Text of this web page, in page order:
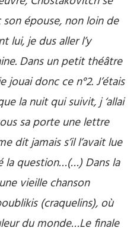
épouse, non loin de
lui, je dus aller l’y
Dans un petit théâtre
donc ce n°2. J’étais
la nuit qui suivit, j ‘allai
sa porte une lettre
dit jamais s’il l’avait lue
la question…(…) Dans la
vieille chanson
(craquelins), où
du monde…Le finale